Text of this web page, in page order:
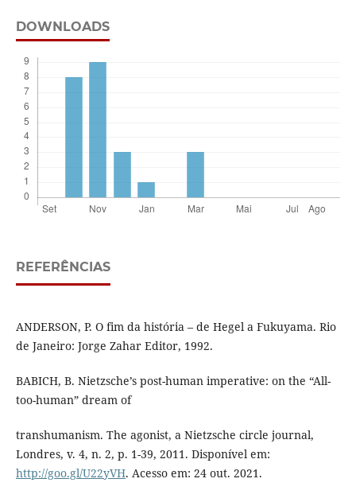
DOWNLOADS
REFERÊNCIAS
ANDERSON, P. O fim da história – de Hegel a Fukuyama. Rio
de Janeiro: Jorge Zahar Editor, 1992.
BABICH, B. Nietzsche’s post-human imperative: on the “All-
too-human” dream of
transhumanism. The agonist, a Nietzsche circle journal,
Londres, v. 4, n. 2, p. 1-39, 2011. Disponível em:
http://goo.gl/U22yVH. Acesso em: 24 out. 2021.